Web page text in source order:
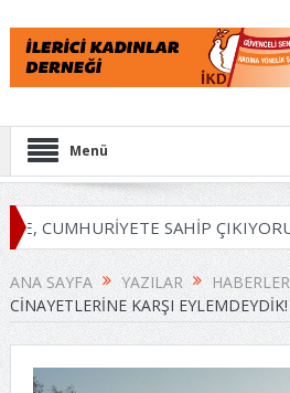
Menü
CUMHURİYETE SAHİP ÇIKIYORUZ!
ANA SAYFA YAZILAR HABERLER
CINAYETLERINE KARŞI EYLEMDEYDIK!